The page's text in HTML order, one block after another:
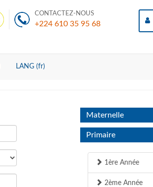
CONTACTEZ-NOUS
+224 610 35 95 68
LANG (fr)
Maternelle
Primaire
1ère Année
2ème Année